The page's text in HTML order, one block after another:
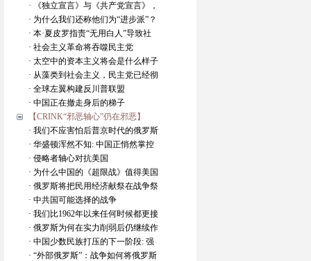
· 《独立宣言》与《共产党宣言》，
· 为什么我们还称他们为“进步派”？
· 本·夏皮罗指责“无用白人”导致社
· 社会主义革命将吞噬民主党
· 太空中的资本主义将会是什么样子
· 从藻类到社会主义，民主党已经彻
· 全球左翼构建反川普联盟
· 中国正在撤走身后的梯子
【CRINK“邪恶轴心”仍在邪恶】
· 我们不应害怕后普京时代的俄罗斯
· 华盛顿浑然不知: 中国正悄然掌控
· 侵略者轴心对抗美国
· 为什么中国的《超限战》值得美国
· 俄罗斯将把民用经济献祭在战争祭
· 中共国可能选择的战争
· 我们比1962年以来任何时候都更接
· 俄罗斯为何在实力削弱后仍继续作
· 中国少数民族打压的下一阶段: 强
· “外部俄罗斯”：战争如何将俄罗斯